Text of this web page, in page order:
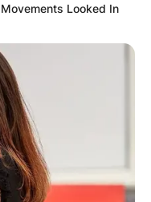
Looked In